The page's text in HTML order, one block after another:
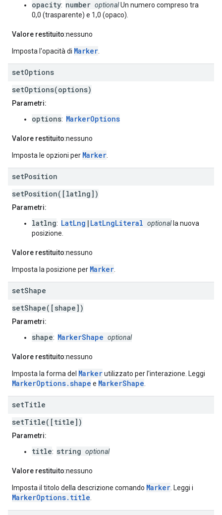
opacity: number optionalUn numero compreso tra
0,0 (trasparente) e 1,0 (opaco).
Valore restituito:nessuno
Imposta l'opacità di Marker.
setOptions
setOptions(options)
Parametri:
options: MarkerOptions
Valore restituito:nessuno
Imposta le opzioni per Marker.
setPosition
setPosition([latlng])
Parametri:
latlng: LatLng | LatLngLiteral optionalla nuova
posizione.
Valore restituito:nessuno
Imposta la posizione per Marker.
setShape
setShape([shape])
Parametri:
shape: MarkerShape optional
Valore restituito:nessuno
Imposta la forma del Markerutilizzato per l'interazione. Leggi
MarkerOptions.shape e MarkerShape.
setTitle
setTitle([title])
Parametri:
title: string optional
Valore restituito:nessuno
Imposta il titolo della descrizione comando Marker. Leggi i
MarkerOptions.title.